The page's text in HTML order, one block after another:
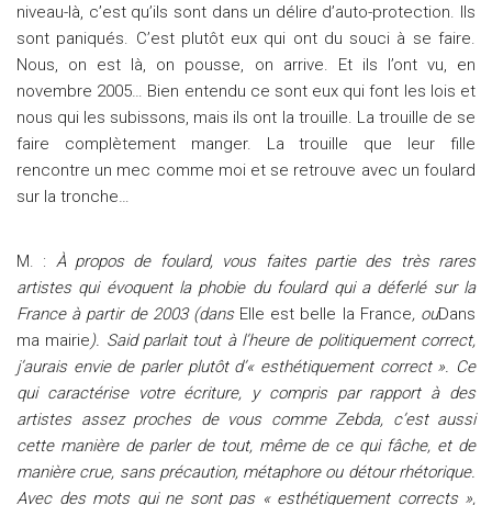
niveau-là, c’est qu’ils sont dans un délire d’auto-protection. Ils
sont paniqués. C’est plutôt eux qui ont du souci à se faire.
Nous, on est là, on pousse, on arrive. Et ils l’ont vu, en
novembre 2005… Bien entendu ce sont eux qui font les lois et
nous qui les subissons, mais ils ont la trouille. La trouille de se
faire complètement manger. La trouille que leur fille
rencontre un mec comme moi et se retrouve avec un foulard
sur la tronche…
M. : À propos de foulard, vous faites partie des très rares
artistes qui évoquent la phobie du foulard qui a déferlé sur la
France à partir de 2003 (dansElle est belle la France, ouDans
ma mairie). Said parlait tout à l’heure de politiquement correct,
j’aurais envie de parler plutôt d’« esthétiquement correct ». Ce
qui caractérise votre écriture, y compris par rapport à des
artistes assez proches de vous comme Zebda, c’est aussi
cette manière de parler de tout, même de ce qui fâche, et de
manière crue, sans précaution, métaphore ou détour rhétorique.
Avec des mots qui ne sont pas « esthétiquement corrects »,